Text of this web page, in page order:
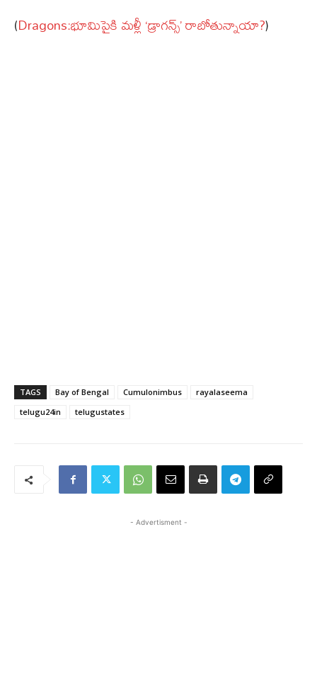
(Dragons:భూమిపైకి మళ్లీ ‘డ్రాగన్స్’ రాబోతున్నాయా?)
TAGS Bay of Bengal Cumulonimbus
rayalaseema
telugu24in
telugustates
- Advertisment -